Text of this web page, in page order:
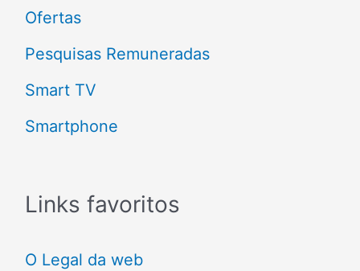
Ofertas
Pesquisas Remuneradas
Smart TV
Smartphone
Links favoritos
O Legal da web